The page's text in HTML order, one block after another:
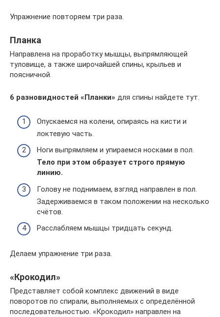
Упражнение повторяем три раза.
Планка
Направлена на проработку мышцы, выпрямляющей
туловище, а также широчайшей спины, крыльев и
поясничной.
6 разновидностей «Планки» для спины найдете тут.
Опускаемся на колени, опираясь на кисти и
локтевую часть.
Ноги выпрямляем и упираемся носками в пол.
Тело при этом образует строго прямую
линию.
Голову не поднимаем, взгляд направлен в пол.
Задерживаемся в таком положении на несколько
счётов.
Расслабляем мышцы тридцать секунд.
Делаем упражнение три раза.
«Крокодил»
Представляет собой комплекс движений в виде
поворотов по спирали, выполняемых с определённой
последовательностью. «Крокодил» направлен на